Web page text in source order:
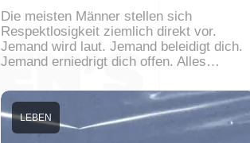
Die meisten Männer stellen sich
Respektlosigkeit ziemlich direkt vor.
Jemand wird laut. Jemand beleidigt dich.
Jemand erniedrigt dich offen. Alles…
LEBEN